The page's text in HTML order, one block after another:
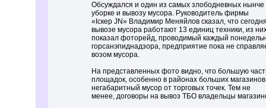
Обсуждался и один из самых злободневных нынче
уборке и вывозу мусора. Руководитель фирмы
«Iскер JN» Владимир Меняйлов сказал, что
вывозе мусора работают 13 единиц техники, из
показал фоторейд, проводимый каждый
горсанэпиднадзора, предприятие пока не
возом мусора.
На представленных фото видно, что большую
площадок, особенно в районах больших
негабаритный мусор от торговых точек. Тем не
менее, договоры на вывоз ТБО владельцы